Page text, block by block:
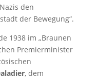
den
der Bewegung“.
1938 im „Braunen
Premierminister
, dem